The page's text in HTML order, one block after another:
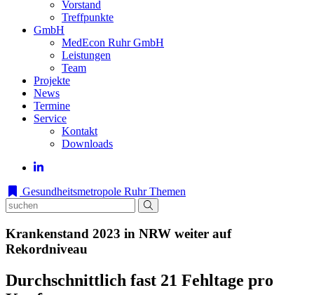
Vorstand
Treffpunkte
GmbH
MedEcon Ruhr GmbH
Leistungen
Team
Projekte
News
Termine
Service
Kontakt
Downloads
Gesundheitsmetropole Ruhr Themen
Krankenstand 2023 in NRW weiter auf
Rekordniveau
Durchschnittlich fast 21 Fehltage pro